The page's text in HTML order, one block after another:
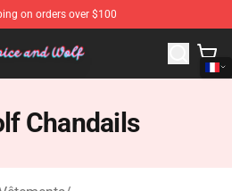
on orders over $100
- Official Spice And Wolf
Chandails